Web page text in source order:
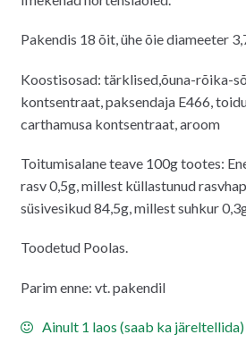
oli:
on:
Pakendis 18 õit, ühe õie diameeter
Koostisosad: tärklised,õuna-rõika-
kontsentraat, paksendaja E466,
carthamusa kontsentraat, aroom
Toitumisalane teave 100g tootes:
rasv 0,5g, millest küllastunud
süsivesikud 84,5g, millest suhkur
Toodetud Poolas.
Parim enne: vt. pakendil
Ainult 1 laos (saab ka järeltellida)